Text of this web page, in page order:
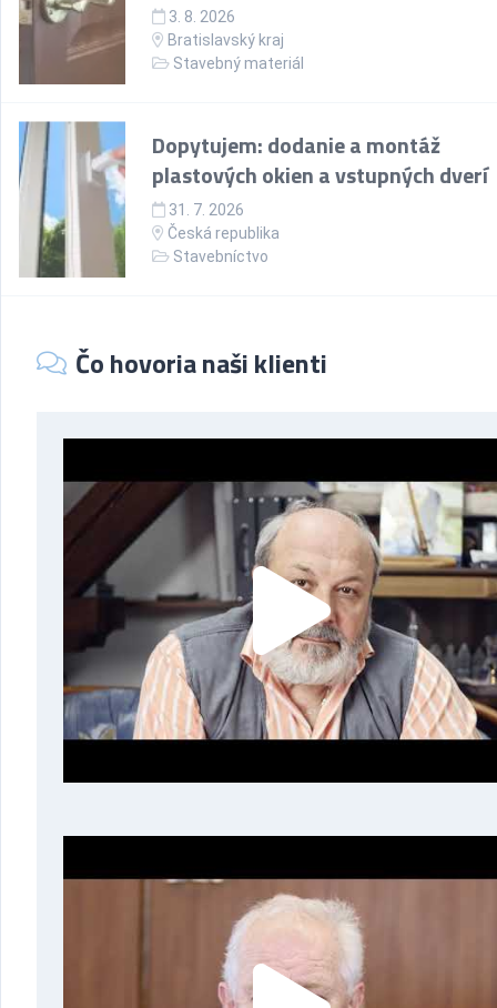
3. 8. 2026
Bratislavský kraj
Stavebný materiál
Dopytujem: dodanie a montáž
plastových okien a vstupných dverí
31. 7. 2026
Česká republika
Stavebníctvo
Čo hovoria naši klienti